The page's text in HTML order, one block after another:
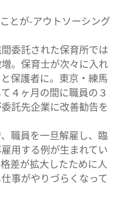
委託された保育所では
。保育士が次々に入れ
保護者に。東京・練馬
４ヶ月の間に職員の３
託先企業に改善勧告を
職員を一旦解雇し、臨
用する例が生まれてい
差が拡大したために人
事がやりづらくなって